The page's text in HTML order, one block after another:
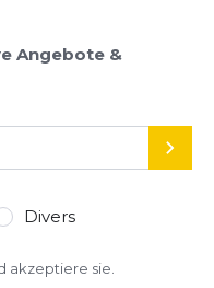
Angebote &
Divers
akzeptiere sie.